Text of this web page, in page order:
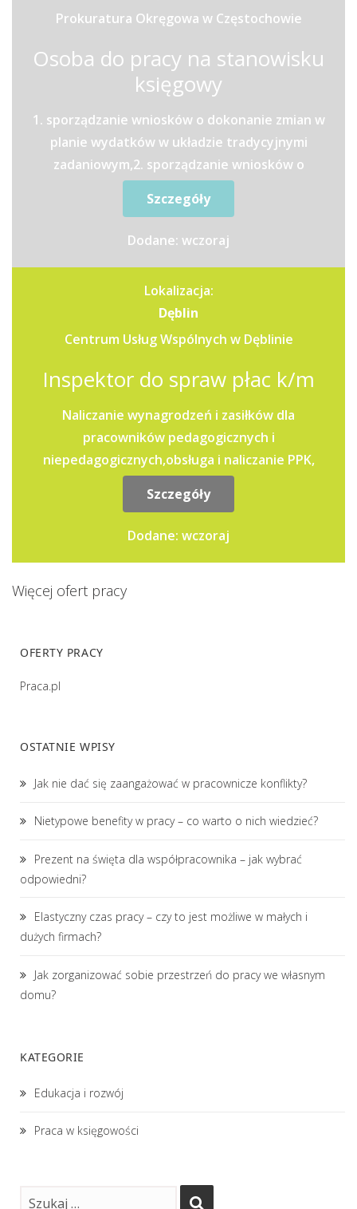
Prokuratura Okręgowa w Częstochowie
Osoba do pracy na stanowisku
księgowy
1. sporządzanie wniosków o dokonanie zmian w
planie wydatków w układzie tradycyjnymi
zadaniowym,2. sporządzanie wniosków o
dokonanie zmian w planie...
Szczegóły
Dodane: wczoraj
Lokalizacja:
Dęblin
Centrum Usług Wspólnych w Dęblinie
Inspektor do spraw płac k/m
Naliczanie wynagrodzeń i zasiłków dla
pracowników pedagogicznych i
niepedagogicznych,obsługa i naliczanie PPK,
Sporządzanie deklaracji do ZUS, Urzędu...
Szczegóły
Dodane: wczoraj
Więcej ofert pracy
OFERTY PRACY
Praca.pl
OSTATNIE WPISY
Jak nie dać się zaangażować w pracownicze konflikty?
Nietypowe benefity w pracy – co warto o nich wiedzieć?
Prezent na święta dla współpracownika – jak wybrać
odpowiedni?
Elastyczny czas pracy – czy to jest możliwe w małych i
dużych firmach?
Jak zorganizować sobie przestrzeń do pracy we własnym
domu?
KATEGORIE
Edukacja i rozwój
Praca w księgowości